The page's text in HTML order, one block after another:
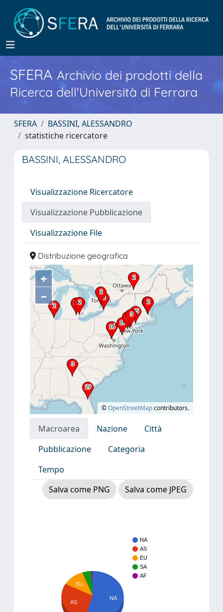
SFERA Archivio dei prodotti della
Ricerca dell'Università di Ferrara
SFERA
BASSINI, ALESSANDRO
statistiche ricercatore
BASSINI, ALESSANDRO
Visualizzazione Ricercatore
Visualizzazione Pubblicazione
Visualizzazione File
Distribuzione geografica
+
–
©OpenStreetMapcontributors.
Macroarea Nazione
Città
Pubblicazione
Categoria
Tempo
Salva come PNG
Salva come JPEG
NA
AS
EU
SA
AF
EU
AS
NA